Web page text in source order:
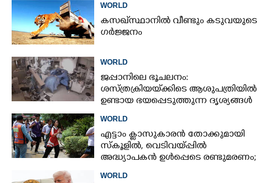
WORLD
കസഖ്‌സ്ഥാനിൽ വീണ്ടും കടുവയുടെ
ഗർജ്ജനം
WORLD
ജപ്പാനിലെ ഭൂചലനം:
ശസ്ത്രക്രിയ‌യ്‌ക്കി‌ടെ ആശുപത്രിയിൽ
ഉണ്ടായ ഭയപ്പെടുത്തുന്ന ദൃശ്യങ്ങൾ
WORLD
എട്ടാം ക്ളാസുകാരൻ തോക്കുമായി
സ്കൂളിൽ, വെടിവയ്പ്പിൽ
അദ്ധ്യാപകൻ ഉൾപ്പെടെ രണ്ടുമരണം;
WORLD
Copy Link